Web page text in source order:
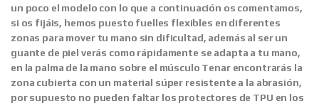
un poco el modelo con lo que a continuación os comentamos,
si os fijáis, hemos puesto fuelles flexibles en diferentes
zonas para mover tu mano sin dificultad, además al ser un
guante de piel verás como rápidamente se adapta a tu mano,
en la palma de la mano sobre el músculo Tenar encontrarás la
zona cubierta con un material súper resistente a la abrasión,
por supuesto no pueden faltar los protectores de TPU en los